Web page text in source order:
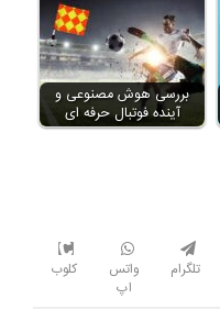
بررسی هوش مصنوعی و
آینده فوتبال حرفه ای
تلگرام
واتس
اپ
کلوب